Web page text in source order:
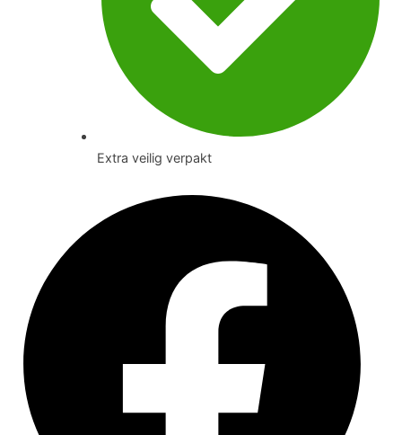
Extra veilig verpakt